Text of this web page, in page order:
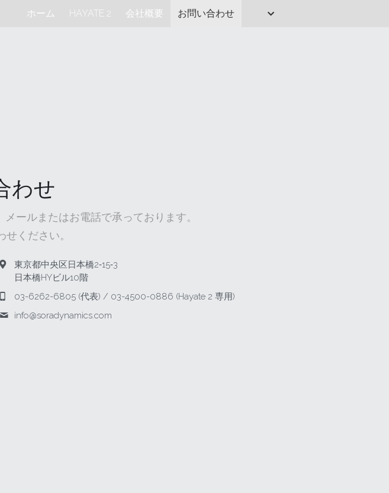
ホーム HAYATE 2 会社概要 お問い合わせ
わせ
ールまたはお電話で承っております。
せください。
東京都中央区日本橋2‐15‐3
日本橋HYビル10階
03-6262-6805 (代表) / 03-4500-0886 (Hayate 2 専用)
info@soradynamics.com